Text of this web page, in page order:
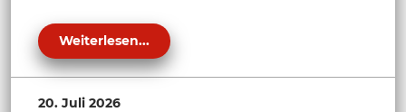
Weiterlesen...
20. Juli 2026